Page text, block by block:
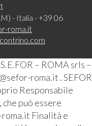
- Italia - +39 06
roma.it
– ROMA srls –
roma.it . SEFOR
Responsabile
può essere
Finalità e